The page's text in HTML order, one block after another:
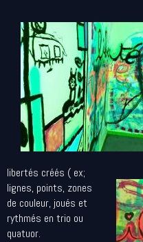
libertés créés ( ex;
lignes, points, zones
de couleur, joués et
rythmés en trio ou
quatuor.